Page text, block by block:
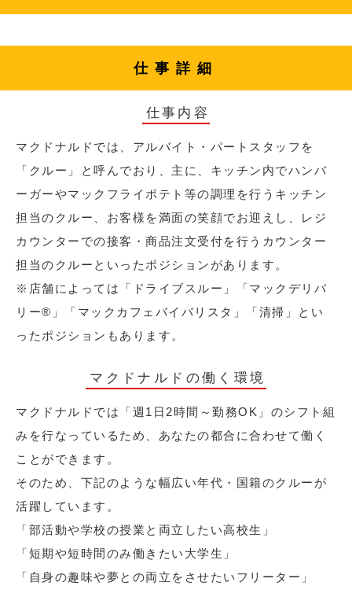
仕事詳細
仕事内容
マクドナルドでは、アルバイト・パートスタッフを
「クルー」と呼んでおり、主に、キッチン内でハンバ
ーガーやマックフライポテト等の調理を行うキッチン
担当のクルー、お客様を満面の笑顔でお迎えし、レジ
カウンターでの接客・商品注文受付を行うカウンター
担当のクルーといったポジションがあります。
※店舗によっては「ドライブスルー」「マックデリバ
リー®︎」「マックカフェバイバリスタ」「清掃」とい
ったポジションもあります。
マクドナルドの働く環境
マクドナルドでは「週1日2時間～勤務OK」のシフト組
みを行なっているため、あなたの都合に合わせて働く
ことができます。
そのため、下記のような幅広い年代・国籍のクルーが
活躍しています。
「部活動や学校の授業と両立したい高校生」
「短期や短時間のみ働きたい大学生」
「自身の趣味や夢との両立をさせたいフリーター」